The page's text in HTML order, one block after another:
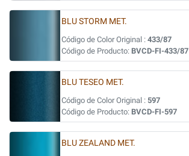
BLU STORM MET.
Código de Color Original : 433/87
Código de Producto: BVCD-FI-433/87
BLU TESEO MET.
Código de Color Original : 597
Código de Producto: BVCD-FI-597
BLU ZEALAND MET.